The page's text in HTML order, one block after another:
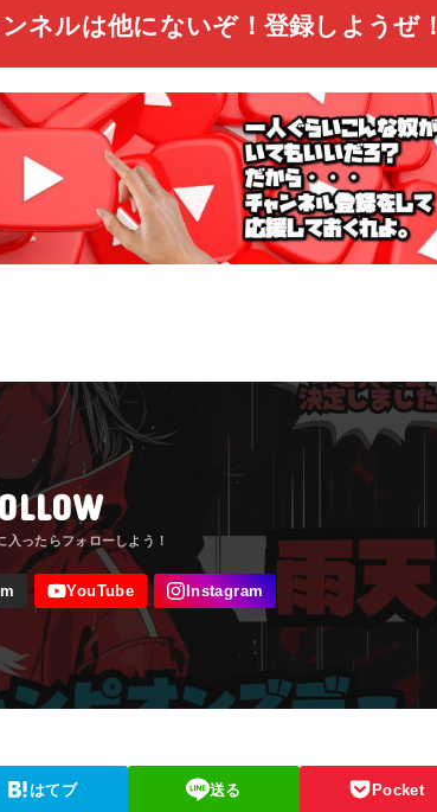
ネルは他にないぞ！登録しようぜ！
はてブ 送る Pocket